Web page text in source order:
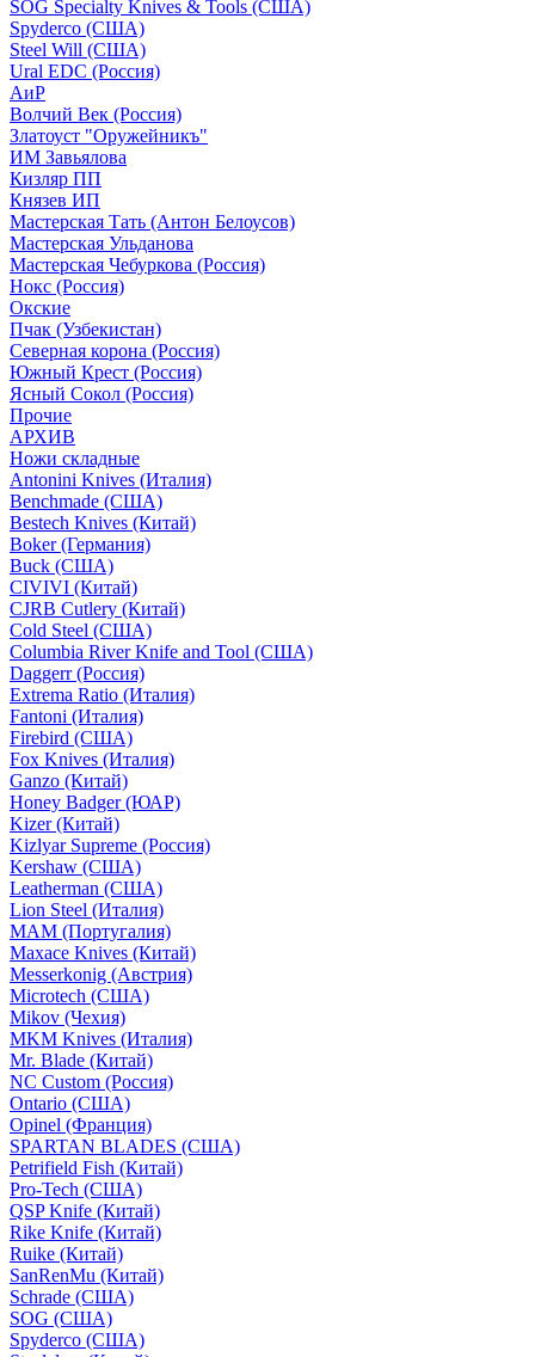
SOG Specialty Knives & Tools (США)
Spyderco (США)
Steel Will (США)
Ural EDC (Россия)
АиР
Волчий Век (Россия)
Златоуст "Оружейникъ"
ИМ Завьялова
Кизляр ПП
Князев ИП
Мастерская Тать (Антон Белоусов)
Мастерская Ульданова
Мастерская Чебуркова (Россия)
Нокс (Россия)
Окские
Пчак (Узбекистан)
Северная корона (Россия)
Южный Крест (Россия)
Ясный Сокол (Россия)
Прочие
АРХИВ
Ножи складные
Antonini Knives (Италия)
Benchmade (США)
Bestech Knives (Китай)
Boker (Германия)
Buck (США)
CIVIVI (Китай)
CJRB Cutlery (Китай)
Cold Steel (США)
Columbia River Knife and Tool (США)
Daggerr (Россия)
Extrema Ratio (Италия)
Fantoni (Италия)
Firebird (США)
Fox Knives (Италия)
Ganzo (Китай)
Honey Badger (ЮАР)
Kizer (Китай)
Kizlyar Supreme (Россия)
Kershaw (США)
Leatherman (США)
Lion Steel (Италия)
MAM (Португалия)
Maxace Knives (Китай)
Messerkonig (Австрия)
Microtech (США)
Mikov (Чехия)
MKM Knives (Италия)
Mr. Blade (Китай)
NC Custom (Россия)
Ontario (США)
Opinel (Франция)
SPARTAN BLADES (США)
Petrifield Fish (Китай)
Pro-Tech (США)
QSP Knife (Китай)
Rike Knife (Китай)
Ruike (Китай)
SanRenMu (Китай)
Schrade (США)
SOG (США)
Spyderco (США)